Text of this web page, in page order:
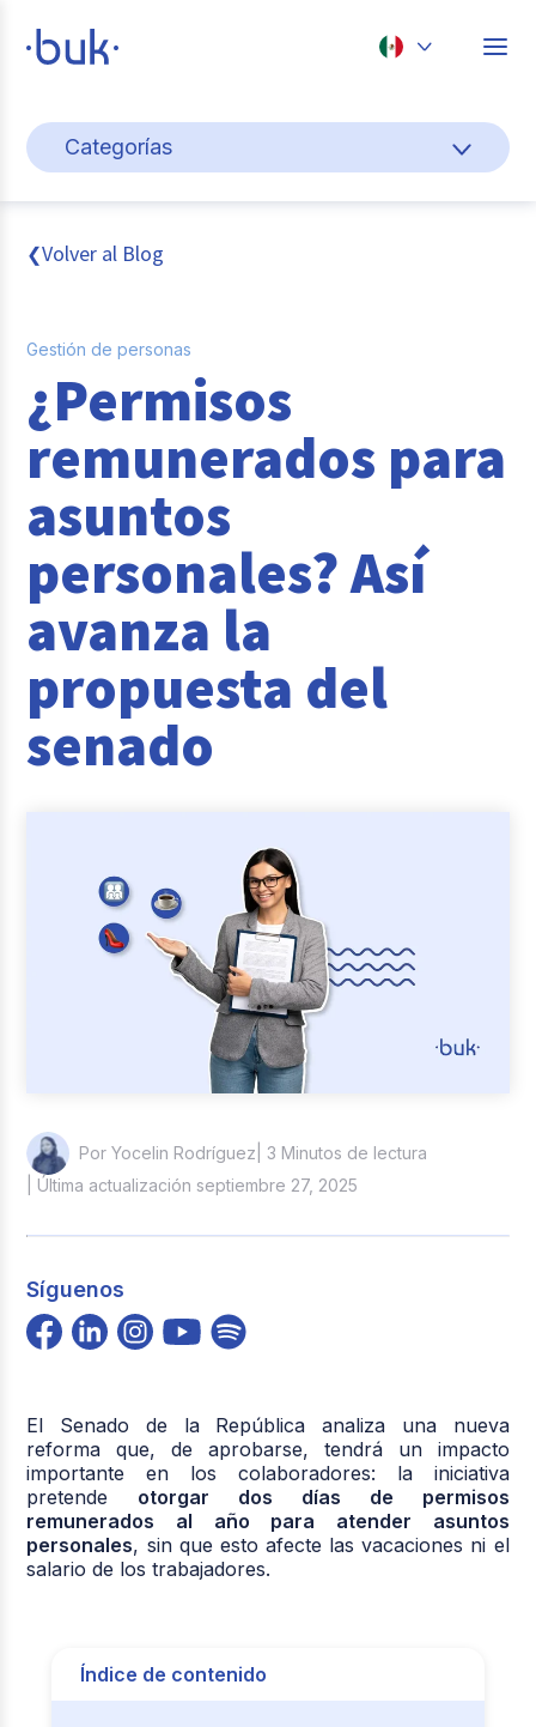
Perú
Categorías
Gestión de personas
Cultura y bienestar laboral
Transformación digital
Tendencias y data
Novedades
Entrevistas con expertos
Casos de éxito
Actualidad laboral
❮Volver al Blog
Gestión de personas
¿Permisos
remunerados para
asuntos
personales? Así
avanza la
propuesta del
senado
Por Yocelin Rodríguez | 3 Minutos de lectura
| Última actualización septiembre 27, 2025
Síguenos
El Senado de la República analiza una nueva
reforma que, de aprobarse, tendrá un impacto
importante en los colaboradores: la iniciativa
pretende otorgar dos días de permisos
remunerados al año para atender asuntos
personales, sin que esto afecte las vacaciones ni el
salario de los trabajadores.
Índice de contenido